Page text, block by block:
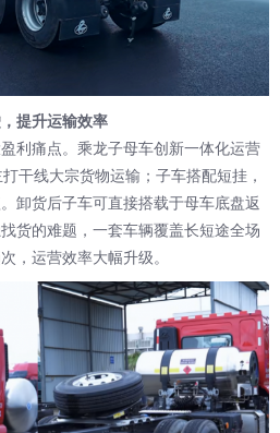
提升运输效率
利痛点。乘龙子母车创新一体化运营
干线大宗货物运输；子车搭配短挂，
卸货后子车可直接搭载于母车底盘返
货的难题，一套车辆覆盖长短途全场
，运营效率大幅升级。